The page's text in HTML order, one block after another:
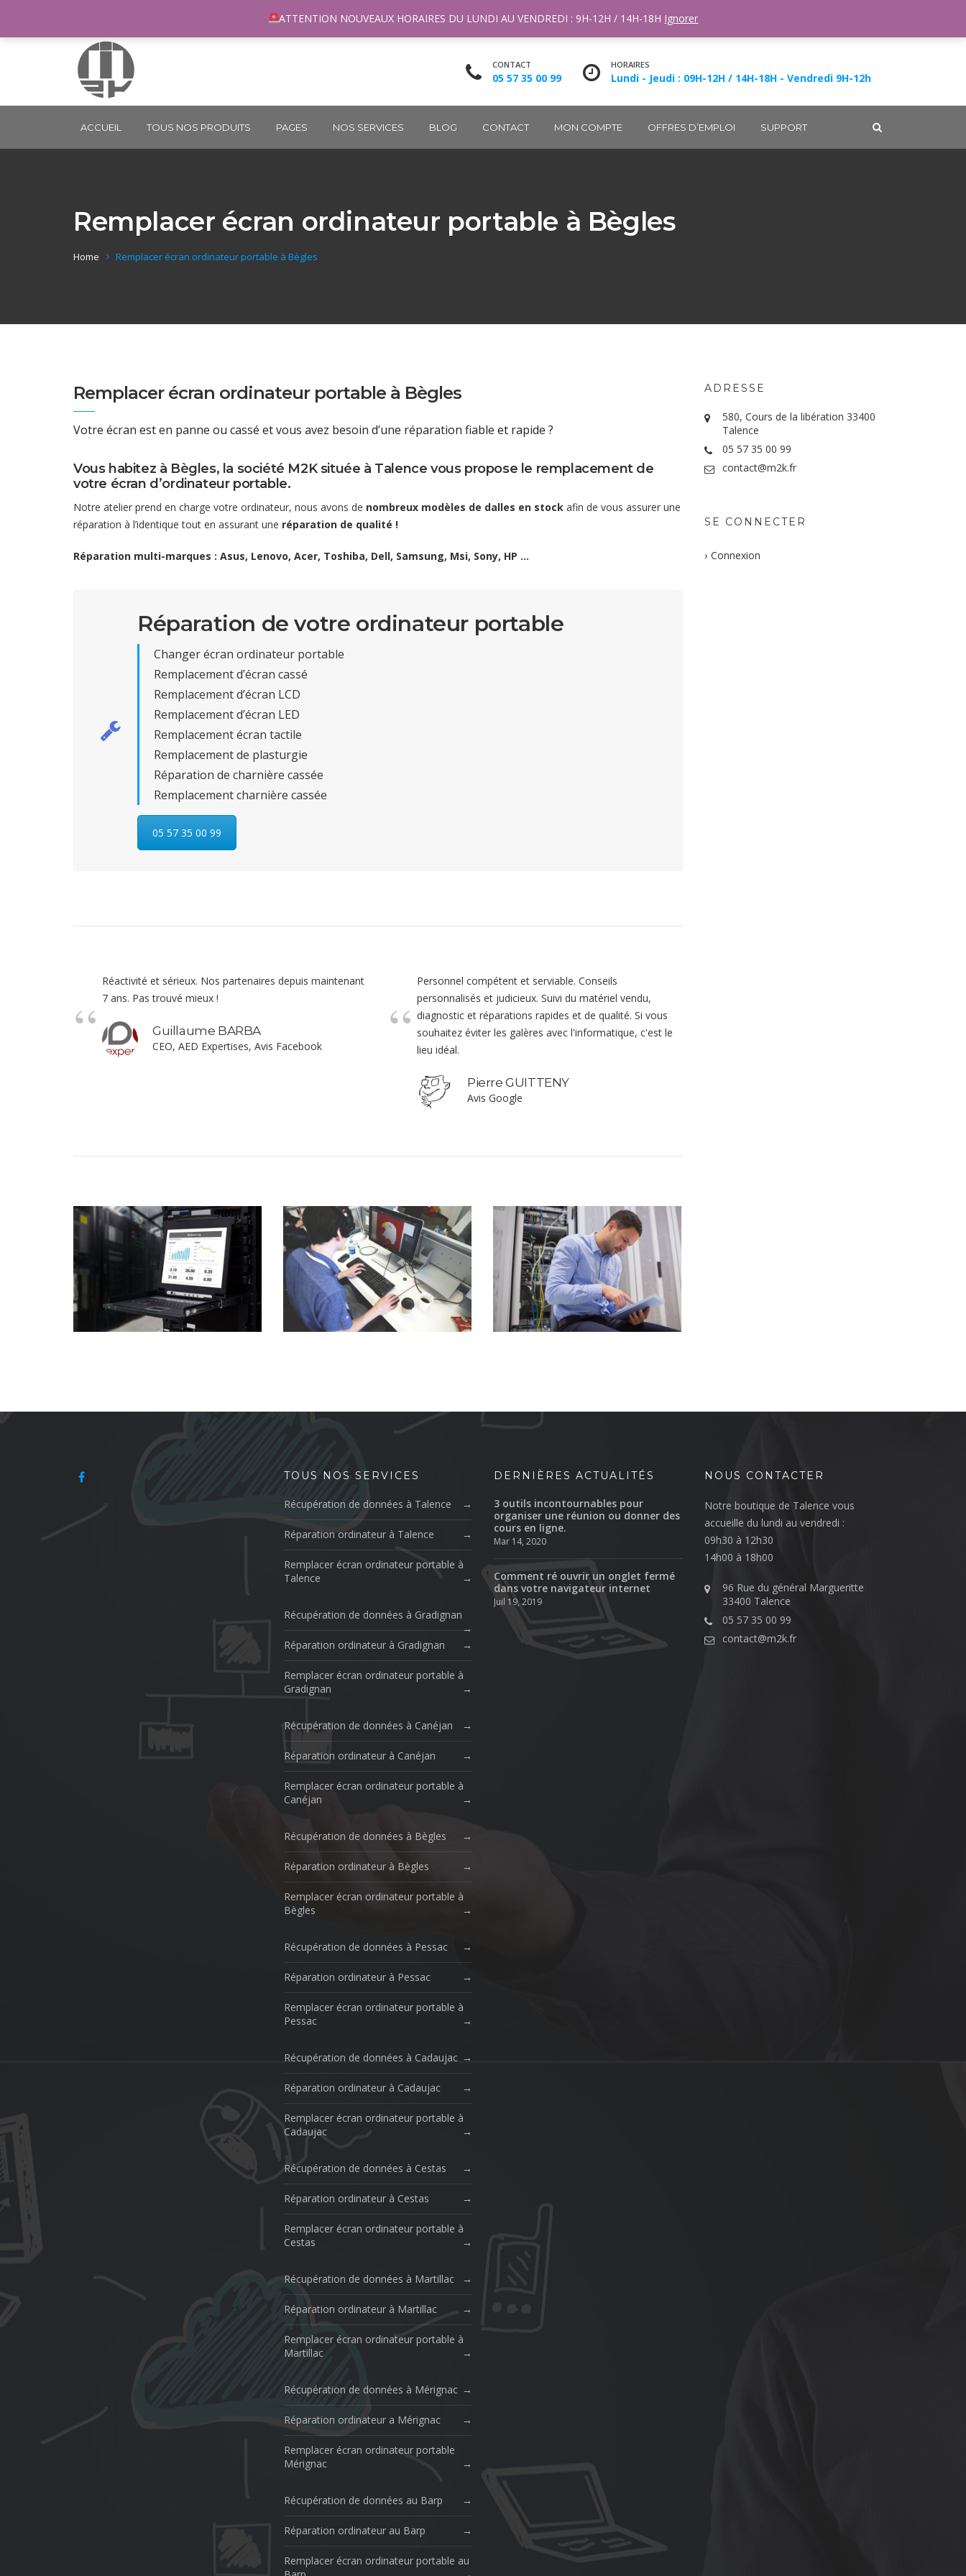
96 rue du Général Margueritte 33400 TALENCE contact@m2k.fr
CONTACT
05 57 35 00 99
HORAIRES
Lundi - Jeudi : 09H-12H / 14H-18H - Vendredi 9H-12h
ACCUEIL TOUS NOS PRODUITS PAGES NOS SERVICES BLOG CONTACT MON COMPTE OFFRES D’EMPLOI SUPPORT
Remplacer écran ordinateur portable à Bègles
Home Remplacer écran ordinateur portable à Bègles
Remplacer écran ordinateur portable à Bègles
Votre écran est en panne ou cassé et vous avez besoin d’une réparation fiable et rapide ?
Vous habitez à Bègles, la société M2K située à Talence vous propose le remplacement de
votre écran d’ordinateur portable.
Notre atelier prend en charge votre ordinateur, nous avons de nombreux modèles de dalles en stock afin de vous assurer une
réparation à l’identique tout en assurant une réparation de qualité !
Réparation multi-marques : Asus, Lenovo, Acer, Toshiba, Dell, Samsung, Msi, Sony, HP …
Réparation de votre ordinateur portable
Changer écran ordinateur portable
Remplacement d’écran cassé
Remplacement d’écran LCD
Remplacement d’écran LED
Remplacement écran tactile
Remplacement de plasturgie
Réparation de charnière cassée
Remplacement charnière cassée
05 57 35 00 99
Réactivité et sérieux. Nos partenaires depuis maintenant
7 ans. Pas trouvé mieux !
Guillaume BARBA
CEO, AED Expertises, Avis Facebook
Personnel compétent et serviable. Conseils
personnalisés et judicieux. Suivi du matériel vendu,
diagnostic et réparations rapides et de qualité. Si vous
souhaitez éviter les galères avec l'informatique, c'est le
lieu idéal.
Pierre GUITTENY
Avis Google
Our Project 02
VIEW PROJECT
Our Project 03
VIEW PROJECT
ADRESSE
580, Cours de la libération 33400
Talence
05 57 35 00 99
contact@m2k.fr
SE CONNECTER
Connexion
TOUS NOS SERVICES
Récupération de données à Talence
Réparation ordinateur à Talence
Remplacer écran ordinateur portable à
Talence
Récupération de données à Gradignan
Réparation ordinateur à Gradignan
Remplacer écran ordinateur portable à
Gradignan
Récupération de données à Canéjan
Réparation ordinateur à Canéjan
Remplacer écran ordinateur portable à
Canéjan
Récupération de données à Bègles
Réparation ordinateur à Bègles
Remplacer écran ordinateur portable à
Bègles
Récupération de données à Pessac
Réparation ordinateur à Pessac
Remplacer écran ordinateur portable à
Pessac
Récupération de données à Cadaujac
Réparation ordinateur à Cadaujac
Remplacer écran ordinateur portable à
Cadaujac
Récupération de données à Cestas
Réparation ordinateur à Cestas
Remplacer écran ordinateur portable à
Cestas
Récupération de données à Martillac
Réparation ordinateur à Martillac
Remplacer écran ordinateur portable à
Martillac
Récupération de données à Mérignac
Réparation ordinateur a Mérignac
Remplacer écran ordinateur portable
Mérignac
Récupération de données au Barp
Réparation ordinateur au Barp
Remplacer écran ordinateur portable au
DERNIÈRES ACTUALITÉS
3 outils incontournables pour
organiser une réunion ou donner des
cours en ligne.
Mar 14, 2020
Comment ré ouvrir un onglet fermé
dans votre navigateur internet
Juil 19, 2019
NOUS CONTACTER
Notre boutique de Talence vous
accueille du lundi au vendredi :
09h30 à 12h30
14h00 à 18h00
96 Rue du général Margueritte
33400 Talence
05 57 35 00 99
contact@m2k.fr
ATTENTION NOUVEAUX HORAIRES DU LUNDI AU VENDREDI : 9H-12H / 14H-18H Ignorer